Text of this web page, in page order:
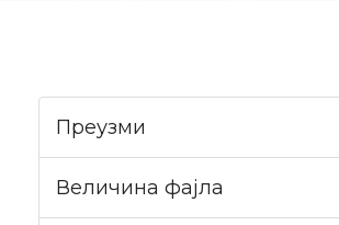
Преузми
Величина фајла